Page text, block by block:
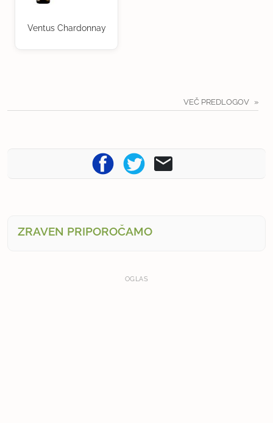
Ventus Chardonnay
VEČ PREDLOGOV
ZRAVEN PRIPOROČAMO
OGLAS